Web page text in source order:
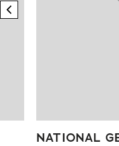
previous element
NATIONAL